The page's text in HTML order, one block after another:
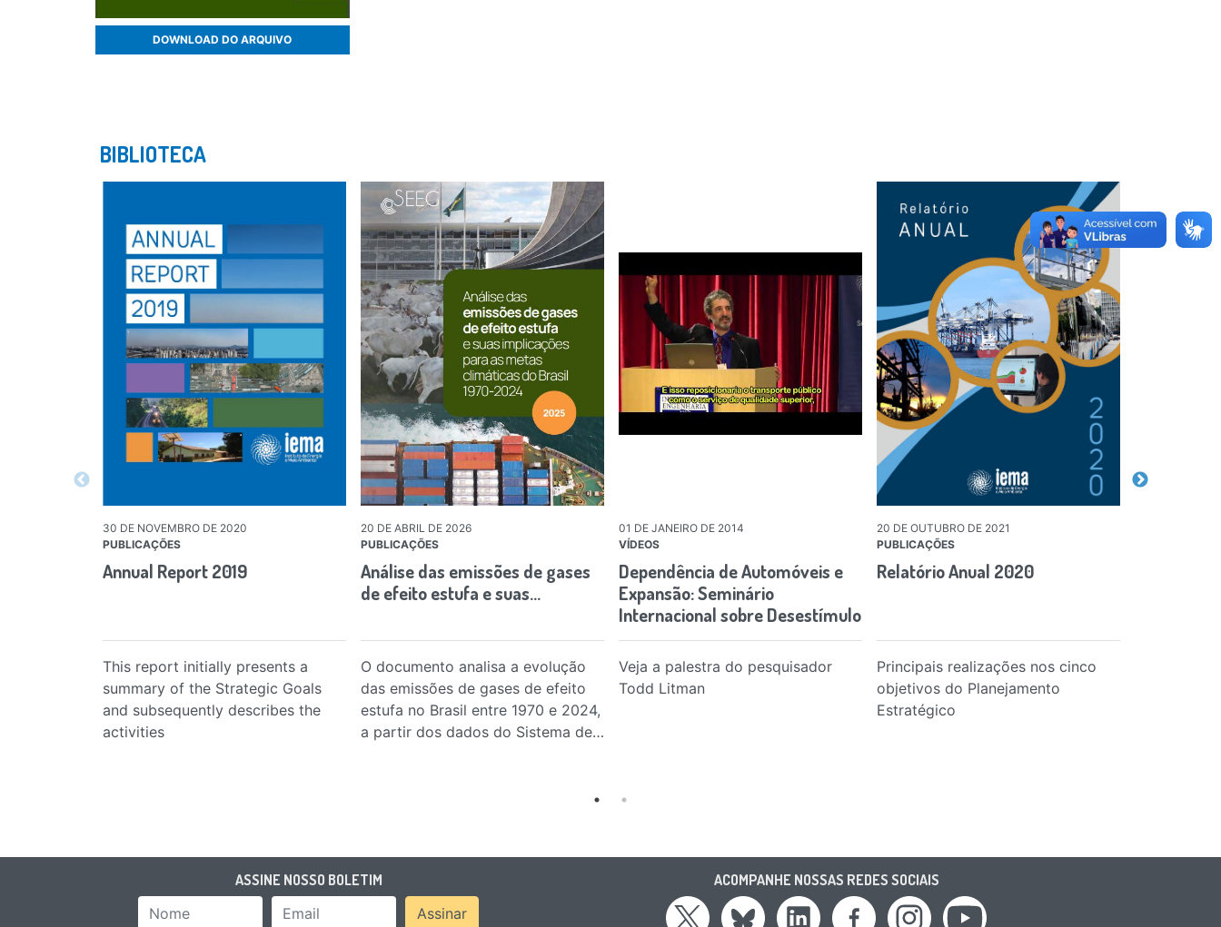
DOWNLOAD DO ARQUIVO
BIBLIOTECA
30 DE NOVEMBRO DE 2020
PUBLICAÇÕES
Annual Report 2019
This report initially presents a
summary of the Strategic Goals
and subsequently describes the
activities
20 DE ABRIL DE 2026
PUBLICAÇÕES
Análise das emissões de gases
de efeito estufa e suas…
O documento analisa a evolução
das emissões de gases de efeito
estufa no Brasil entre 1970 e 2024,
a partir dos dados do Sistema de…
01 DE JANEIRO DE 2014
VÍDEOS
Dependência de Automóveis e
Expansão: Seminário
Internacional sobre Desestímulo
ao…
Veja a palestra do pesquisador
Todd Litman
20 DE OUTUBRO DE 2021
PUBLICAÇÕES
Relatório Anual 2020
Principais realizações nos cinco
objetivos do Planejamento
Estratégico
ASSINE NOSSO BOLETIM
Email AddressAssinar
ACOMPANHE NOSSAS REDES SOCIAIS